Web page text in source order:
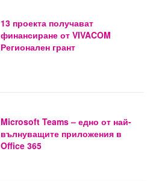
13 проекта получават
финансиране от VIVACOM
Регионален грант
Microsoft Teams – едно от най-
вълнуващите приложения в
Office 365